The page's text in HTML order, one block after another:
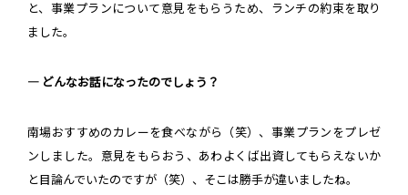
と、事業プランについて意見をもらうため、ランチの約束を取り
ました。
― どんなお話になったのでしょう？
南場おすすめのカレーを食べながら（笑）、事業プランをプレゼ
ンしました。意見をもらおう、あわよくば出資してもらえないか
と目論んでいたのですが（笑）、そこは勝手が違いましたね。